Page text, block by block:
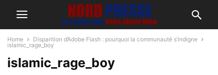
Home
Disparition d’Adobe Flash : pourquoi la communauté s’indigne
islamic_rage_boy
islamic_rage_boy